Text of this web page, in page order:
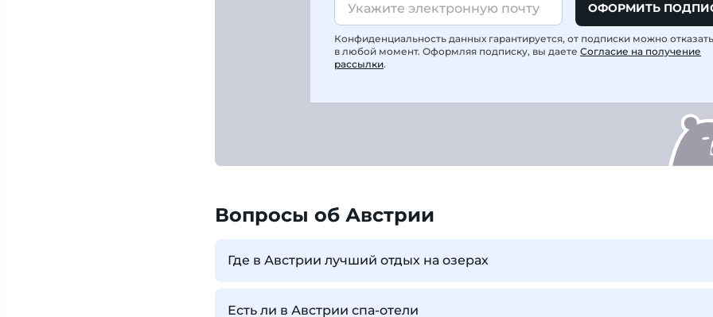
ОФОРМИТЬ
Конфиденциальность данных гарантируется, от подписки можно
в любой момент. Оформляя подписку, вы даете Согласие на получение
рассылки.
Вопросы об Австрии
Где в Австрии лучший отдых на озерах
Есть ли в Австрии спа-отели